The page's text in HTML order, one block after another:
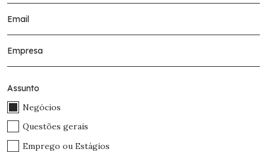
Assunto
Negócios
Questões gerais
Emprego ou Estágios